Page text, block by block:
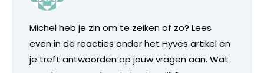
Michel heb je zin om te zeiken of zo? Lees
even in de reacties onder het Hyves artikel en
je treft antwoorden op jouw vragen aan. Wat